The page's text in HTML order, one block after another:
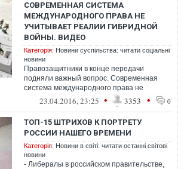
СОВРЕМЕННАЯ СИСТЕМА
МЕЖДУНАРОДНОГО ПРАВА НЕ
УЧИТЫВАЕТ РЕАЛИИ ГИБРИДНОЙ
ВОЙНЫ. ВИДЕО
Категорія: Новини суспільства: читати соціальні
новини
Правозащитники в конце передачи
подняли важный вопрос. Современная
система международного права не
учитывает реалии гибридной войны
23.04.2016, 23:25 • 3353 • 0
ТОП-15 ШТРИХОВ К ПОРТРЕТУ
РОССИИ НАШЕГО ВРЕМЕНИ
Категорія: Новини в світі: читати останні світові
новини
- Либералы в российском правительстве,